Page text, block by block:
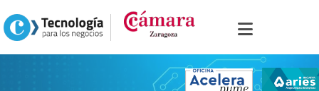
Inicio Portal sector servicios > >A la Inteligencia Artificial todavía le queda
mucho camino por recorrer con solo un 7% de la adaptación en la empresa